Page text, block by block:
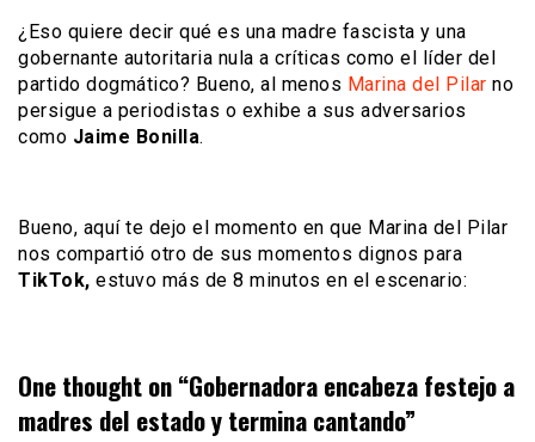
¿Eso quiere decir qué es una madre fascista y una
gobernante autoritaria nula a críticas como el líder del
partido dogmático? Bueno, al menos Marina del Pilar no
persigue a periodistas o exhibe a sus adversarios
como Jaime Bonilla.
Bueno, aquí te dejo el momento en que Marina del Pilar
nos compartió otro de sus momentos dignos para
TikTok, estuvo más de 8 minutos en el escenario:
One thought on “Gobernadora encabeza festejo a
madres del estado y termina cantando”